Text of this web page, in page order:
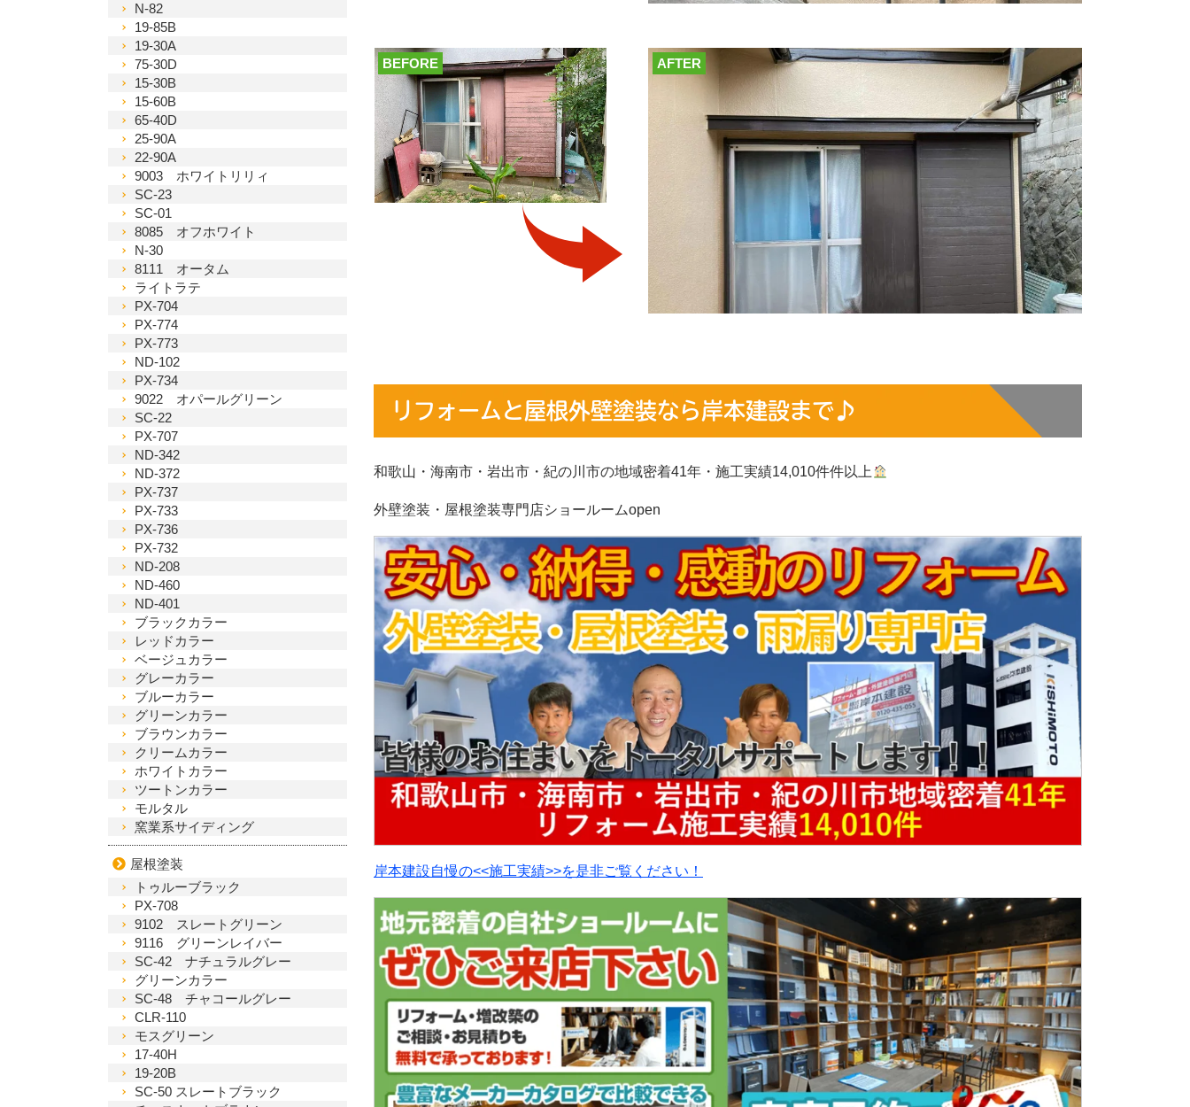
AFTER
BEFORE
リフォームと屋根外壁塗装なら岸本建設まで♪
和歌山・海南市・岩出市・紀の川市の地域密着41年・施工実績14,010件件以上
外壁塗装・屋根塗装専門店ショールームopen
岸本建設自慢の<<施工実績>>を是非ご覧ください！
N-82
19-85B
19-30A
75-30D
15-30B
15-60B
65-40D
25-90A
22-90A
9003 ホワイトリリィ
SC-23
SC-01
8085 オフホワイト
N-30
8111 オータム
ライトラテ
PX-704
PX-774
PX-773
ND-102
PX-734
9022 オパールグリーン
SC-22
PX-707
ND-342
ND-372
PX-737
PX-733
PX-736
PX-732
ND-208
ND-460
ND-401
ブラックカラー
レッドカラー
ベージュカラー
グレーカラー
ブルーカラー
グリーンカラー
ブラウンカラー
クリームカラー
ホワイトカラー
ツートンカラー
モルタル
窯業系サイディング
屋根塗装
トゥルーブラック
PX-708
9102 スレートグリーン
9116 グリーンレイバー
SC-42 ナチュラルグレー
グリーンカラー
SC-48 チャコールグレー
CLR-110
モスグリーン
17-40H
19-20B
SC-50 スレートブラック